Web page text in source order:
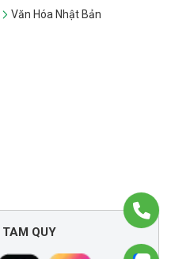
Văn Hóa Nhật Bản
TAM QUY